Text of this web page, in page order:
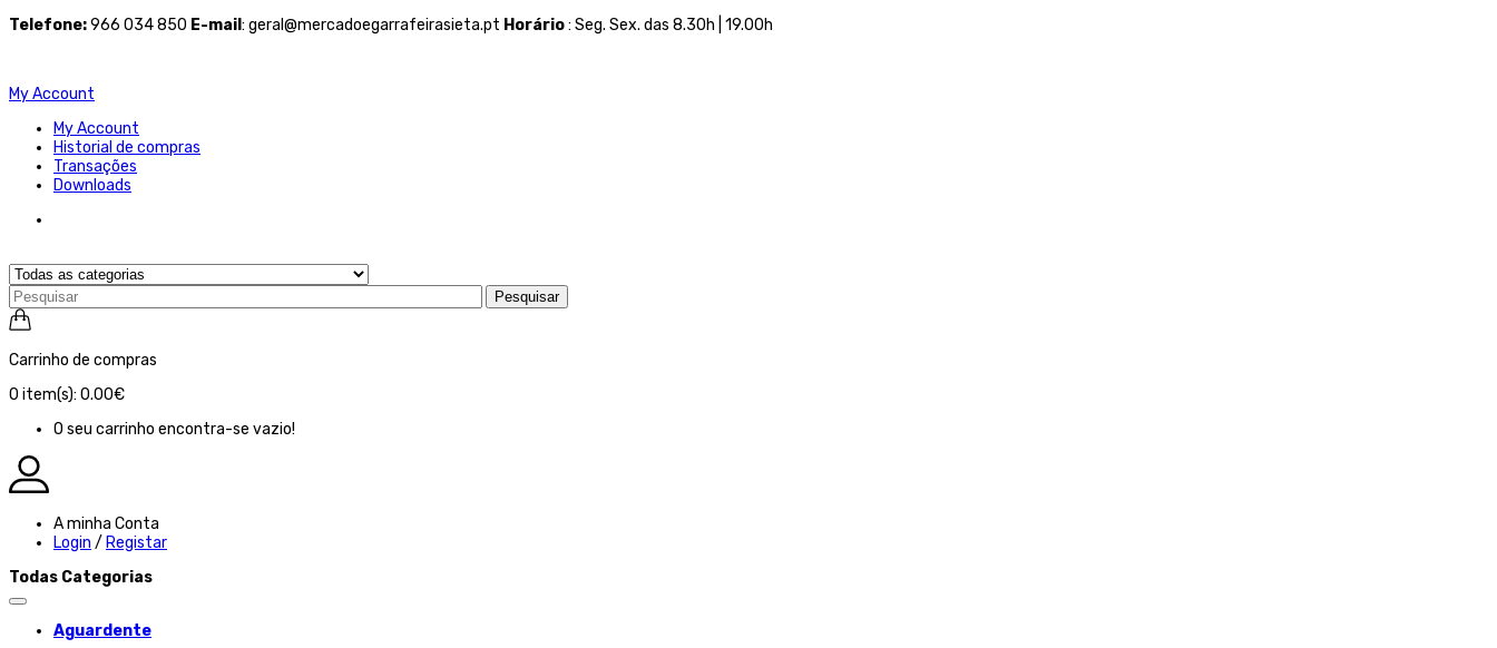
Telefone:966 034 850 E-mail : geral@mercadoegarrafeirasieta.pt Horário: Seg. Sex. das 8.30h | 19.00h
My Account
My Account
Historial de compras
Transações
Downloads
Pesquisar
Carrinho de compras
0 item(s): 0.00€
O seu carrinho encontra-se vazio!
A minha Conta
Login / Registar
Todas Categorias
Aguardente